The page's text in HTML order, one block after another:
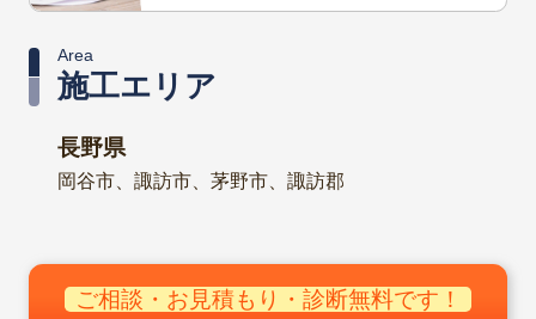
施工エリア
Area
長野県
岡谷市、諏訪市、茅野市、諏訪郡
ご相談・お見積もり・診断無料です！